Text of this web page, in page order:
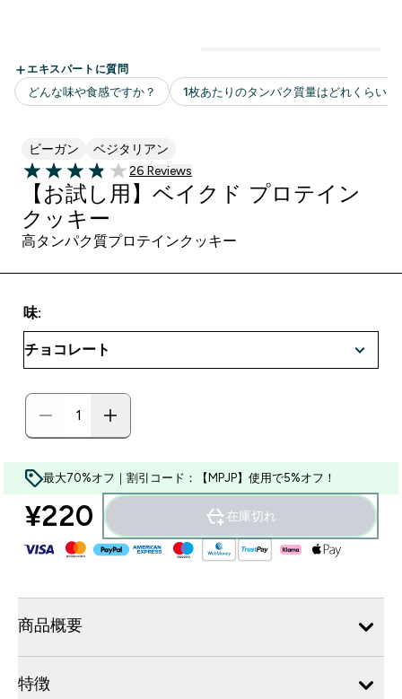
ビーガン ベジタリアン
3.88 out of 5 stars
26 ＋件の口コミ
26 Reviews
【お試し用】ベイクド プロテイン
クッキー
高タンパク質プロテインクッキー
味:
最大70%オフ｜割引コード：【MPJP】使用で5%オフ！
¥220‎ 在庫切れ
商品概要
特徴